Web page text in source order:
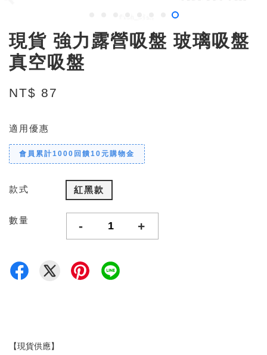
現貨 強力露營吸盤 玻璃吸盤
真空吸盤
NT$ 87
適用優惠
會員累計1000回饋10元購物金
款式 紅黑款
數量 - +
【現貨供應】